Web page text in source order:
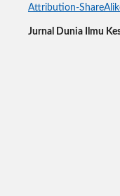
Attribution-
Jurnal Dunia Ilmu